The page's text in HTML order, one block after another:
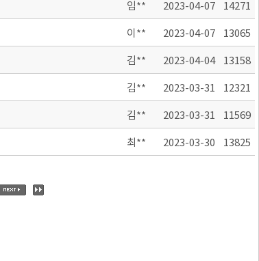
임** 2023-04-07
14271
이** 2023-04-07
13065
김** 2023-04-04
13158
김** 2023-03-31
12321
김** 2023-03-31
11569
최** 2023-03-30 13825